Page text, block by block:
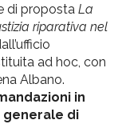
di proposta La
riparativa nel
ad hoc, con
Albano.
in
generale di